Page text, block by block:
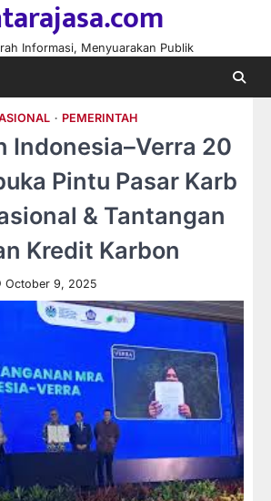
Informasi, Menyuarakan Publik
PEMERINTAH
Indonesia–Verra 20
Pintu Pasar Karb
& Tantangan
Kredit Karbon
October 9, 2025